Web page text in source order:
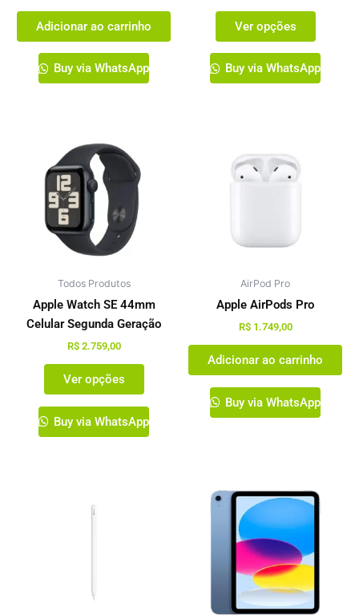
Adicionar ao carrinho
Buy via WhatsApp
Ver opções
do
Buy via WhatsApp
Todos Produtos
Apple Watch SE 44mm
Celular Segunda Geração
R$2.759,00
Ver opções
escolhidas
na
do
Buy via WhatsApp
AirPod Pro
Apple AirPods Pro
R$1.749,00
Adicionar ao carrinho
Buy via WhatsApp
produto